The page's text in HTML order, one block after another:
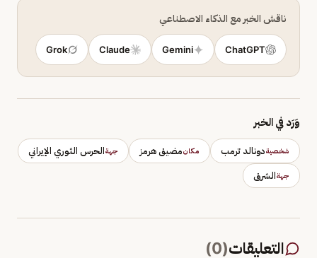
ناقش الخبر مع الذكاء الاصطناعي
ChatGPT
Gemini
Claude
Grok
وَرَد في الخبر
شخصيةدونالد ترمب مكانمضيق هرمز جهةالحرس الثوري الإيراني
جهةالشرق
التعليقات(
0
)